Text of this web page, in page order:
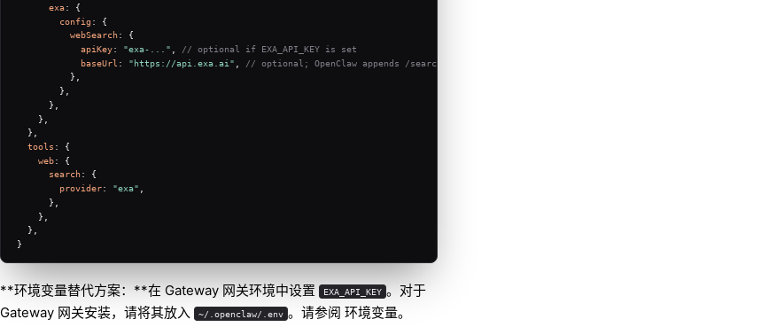
exa: {
config : {
webSearch: {
apiKey: "exa-..."
// optional if EXA_API_KEY is set
baseUrl : "https://api.exa.ai"
// optional; OpenClaw appends /search
          },
        },
      },
    },
  },
tools : {
web: {
search: {
provider: "exa"
      },
    },
  },
}
**环境变量替代方案：**在 Gateway 网关环境中设置 EXA_API_KEY 。对于
Gateway 网关安装，请将其放入
~/.openclaw/.env 。请参阅 环境变量。